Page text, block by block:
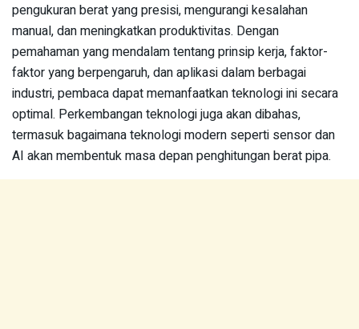
pengukuran berat yang presisi, mengurangi kesalahan
manual, dan meningkatkan produktivitas. Dengan
pemahaman yang mendalam tentang prinsip kerja, faktor-
faktor yang berpengaruh, dan aplikasi dalam berbagai
industri, pembaca dapat memanfaatkan teknologi ini secara
optimal. Perkembangan teknologi juga akan dibahas,
termasuk bagaimana teknologi modern seperti sensor dan
AI akan membentuk masa depan penghitungan berat pipa.